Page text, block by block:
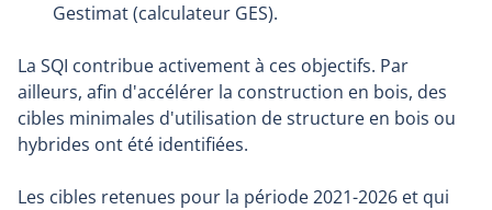
Gestimat (calculateur GES).
La SQI contribue activement à ces objectifs. Par
ailleurs, afin d'accélérer la construction en bois, des
cibles minimales d'utilisation de structure en bois ou
hybrides ont été identifiées.
Les cibles retenues pour la période 2021-2026 et qui